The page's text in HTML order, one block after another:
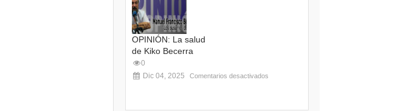
OPINIÓN: La salud
de Kiko Becerra
0
Dic 04, 2025
Comentarios desactivados